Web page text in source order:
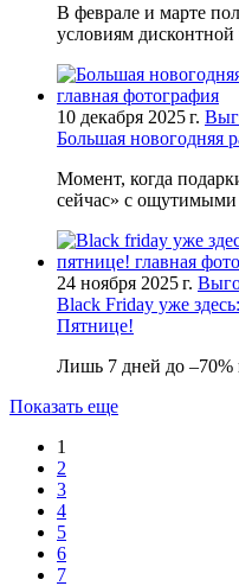
В феврале и марте
условиям
10 декабря 2025 г.
Большая новогодняя
Момент, когда
сейчас» с
24 ноября 2025 г.
Black Friday уже
Пятнице!
Лишь 7 дней до –70%
Показать еще
1
2
3
4
5
6
7